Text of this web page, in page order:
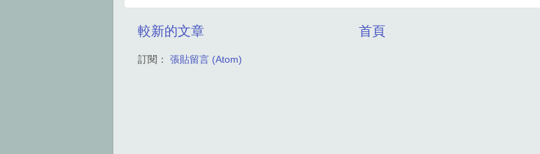
較新的文章 首頁
訂閱： 張貼留言 (Atom)